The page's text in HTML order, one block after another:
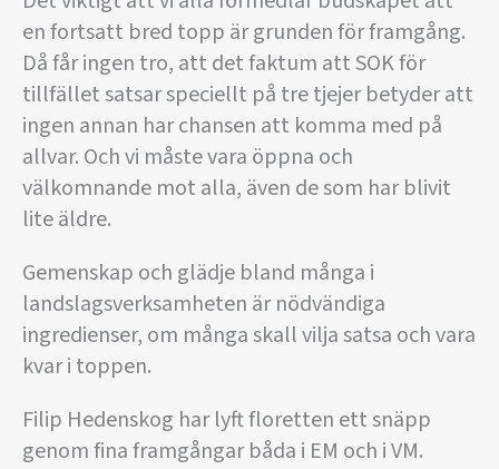
en fortsatt bred topp är grunden för framgång.
Då får ingen tro, att det faktum att SOK för
tillfället satsar speciellt på tre tjejer betyder att
ingen annan har chansen att komma med på
allvar. Och vi måste vara öppna och
välkomnande mot alla, även de som har blivit
lite äldre.
Gemenskap och glädje bland många i
landslagsverksamheten är nödvändiga
ingredienser, om många skall vilja satsa och vara
kvar i toppen.
Filip Hedenskog har lyft floretten ett snäpp
genom fina framgångar båda i EM och i VM.